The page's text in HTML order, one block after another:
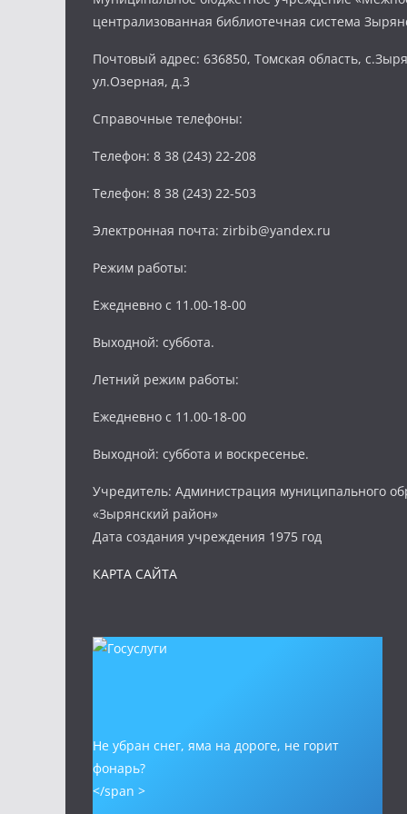
централизованная библиотечная система
Почтовый адрес: 636850, Томская область,
ул.Озерная, д.3
Справочные телефоны:
Телефон: 8 38 (243) 22-208
Телефон: 8 38 (243) 22-503
Электронная почта: zirbib@yandex.ru
Режим работы:
Ежедневно с 11.00-18-00
Выходной: суббота.
Летний режим работы:
Ежедневно с 11.00-18-00
Выходной: суббота и воскресенье.
Учредитель: Администрация муниципального
«Зырянский район»
Дата создания учреждения 1975 год
КАРТА САЙТА
Не убран снег, яма на дороге, не горит
фонарь?
</span >